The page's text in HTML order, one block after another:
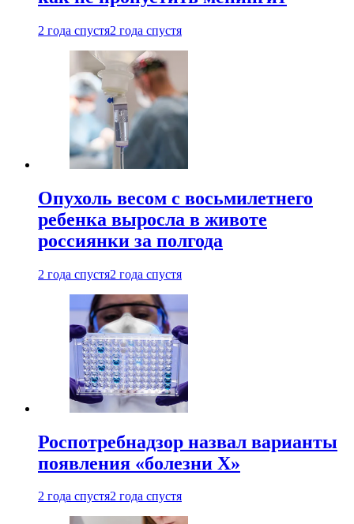
2 года спустя2 года спустя
Опухоль весом с восьмилетнего
ребенка выросла в животе
россиянки за полгода
2 года спустя2 года спустя
Роспотребнадзор назвал варианты
появления «болезни Х»
2 года спустя2 года спустя